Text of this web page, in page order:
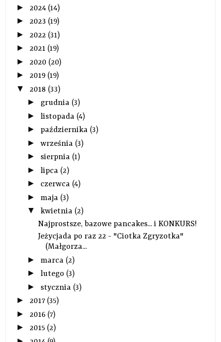
► 2024 (14)
►2023 (19)
► 2022 (31)
►2021 (19)
► 2020 (20)
►2019 (19)
▼ 2018 (33)
► grudnia (3)
► listopada (4)
► października (3)
► września (3)
► sierpnia (1)
► lipca (2)
► czerwca (4)
► maja (3)
▼ kwietnia (2)
Najprostsze, bazowe pancakes... i KONKURS!
Jeżycjada po raz 22 - "Ciotka Zgryzotka"
(Małgorza...
► marca (2)
► lutego (3)
► stycznia (3)
►2017 (35)
► 2016 (7)
►2015 (2)